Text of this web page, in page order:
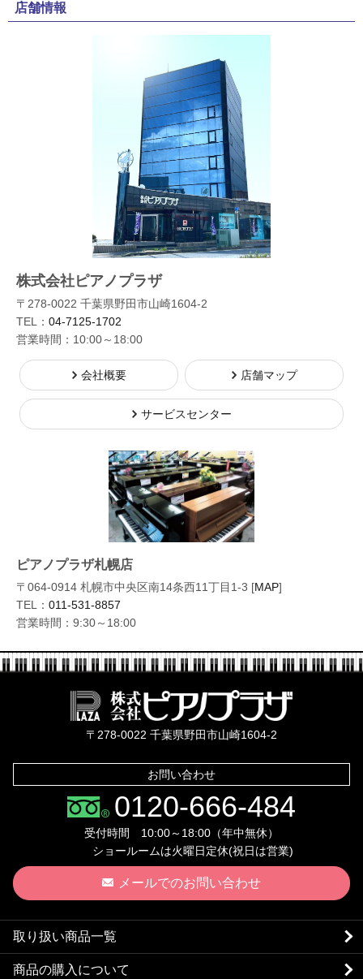
店舗情報
株式会社ピアノプラザ
〒278-0022 千葉県野田市山崎1604-2
TEL： 04-7125-1702
営業時間：10:00～18:00
会社概要 店舗マップ
サービスセンター
ピアノプラザ札幌店
〒064-0914 札幌市中央区南14条西11丁目1-3 [MAP]
TEL： 011-531-8857
営業時間：9:30～18:00
〒278-0022 千葉県野田市山崎1604-2
お問い合わせ
0120-666-484
受付時間 10:00～18:00（年中無休）
ショールームは火曜日定休(祝日は営業)
メールでのお問い合わせ
取り扱い商品一覧
商品の購入について